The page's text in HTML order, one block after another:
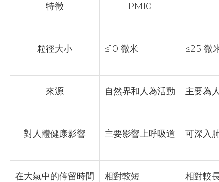
特徵 PM10
粒徑大小 ≤10 微米 ≤2.5 微
來源 自然界和人為活動 主要為
對人體健康影響 主要影響上呼吸道 可深入
在大氣中的停留時間 相對較短 相對較